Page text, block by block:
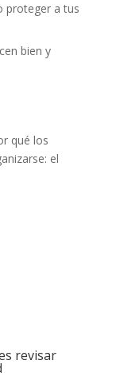
proteger a tus
bien y
qué los
el
revisar